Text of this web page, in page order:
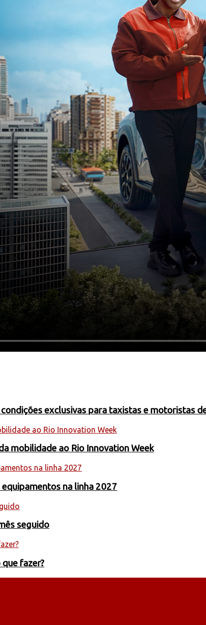
exclusivas para taxistas e motoristas
mobilidade ao Rio Innovation Week
na linha 2027
seguido
fazer?